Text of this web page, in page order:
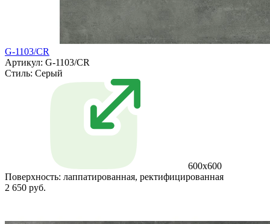
G-1103/CR
Артикул: G-1103/CR
Стиль: Серый
600x600
Поверхность: лаппатированная, ректифицированная
2 650 руб.